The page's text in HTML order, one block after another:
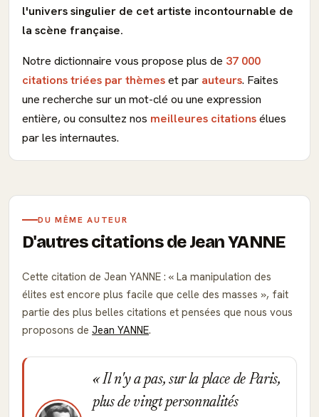
l'univers singulier de cet artiste incontournable de
la scène française.
Notre dictionnaire vous propose plus de 37 000
citations triées par thèmeset par auteurs. Faites
une recherche sur un mot-clé ou une expression
entière, ou consultez nos meilleures citationsélues
par les internautes.
DU MÊME AUTEUR
D'autres citations de Jean YANNE
Cette citation de Jean YANNE :
La manipulation des
élites est encore plus facile que celle des masses
, fait
partie des plus belles citations et pensées que nous vous
proposons de Jean YANNE.
Il n'y a pas, sur la place de Paris,
plus de vingt personnalités